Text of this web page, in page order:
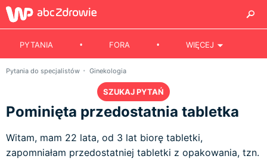
PYTANIA FORA WIĘCEJ
Pytania do specjalistów Ginekologia
SZUKAJ PYTAŃ
Pominięta przedostatnia tabletka
Witam, mam 22 lata, od 3 lat biorę tabletki,
zapomniałam przedostatniej tabletki z opakowania, tzn.